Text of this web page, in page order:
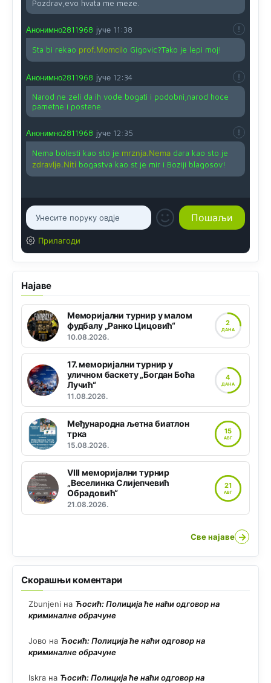
Pozdrav,evo hvata me meze.
Анонимно2811968 јуче 11:38
Sta bi rekao prof.Momcilo Gigovic?Tako je lepi moj!
Анонимно2811968 јуче 12:34
Narod ne zeli da ih vode bogati i podobni,narod hoce
pametne i postene.
Анонимно2811968 јуче 12:35
Nema bolesti kao sto je mrznja.Nemadara kao sto je
zdravlje.Niti bogastva kao st je mir i Boziji blagosov!
Прилагоди
Најаве
Меморијални турнир у малом
фудбалу „Ранко Цицовић“
10.08.2026.
2
ДАНА
17. меморијални турнир у
уличном баскету „Богдан Боћа
Лучић“
11.08.2026.
4
ДАНА
Међународна љетна биатлон
трка
15.08.2026.
15
АВГ
VIII меморијални турнир
„Веселинка Слијепчевић
Обрадовић“
21.08.2026.
21
АВГ
Све најаве →
Скорашњи коментари
Zbunjeni на Ћосић: Полиција ће наћи одговор на
криминалне обрачуне
Јово на Ћосић: Полиција ће наћи одговор на
криминалне обрачуне
Iskra на Ћосић: Полиција ће наћи одговор на